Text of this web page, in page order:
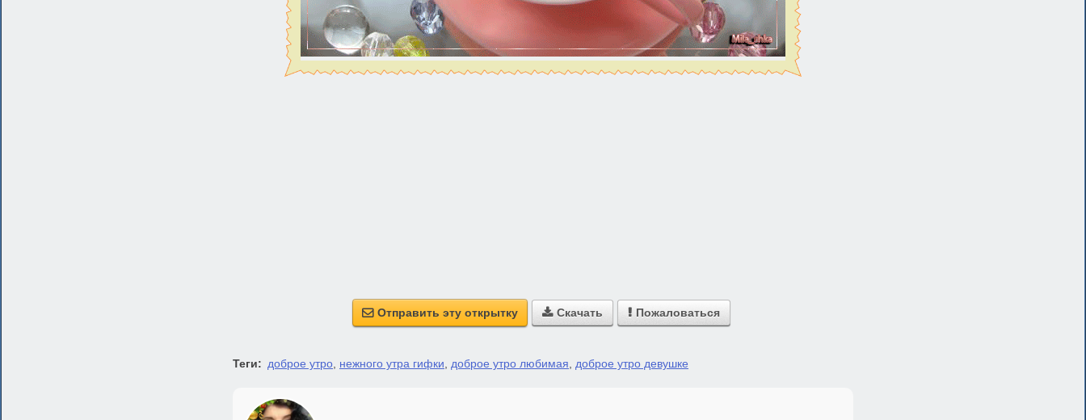
 Отправить эту открытку  Скачать  Пожаловаться
Теги: доброе утро нежного утра гифки доброе утро любимая доброе утро девушке